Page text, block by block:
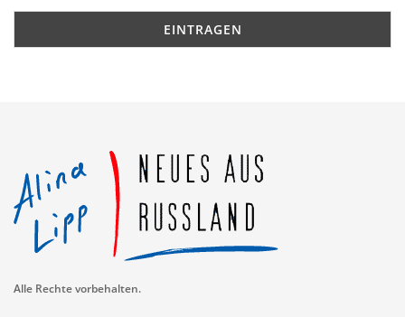
Alle Rechte vorbehalten.